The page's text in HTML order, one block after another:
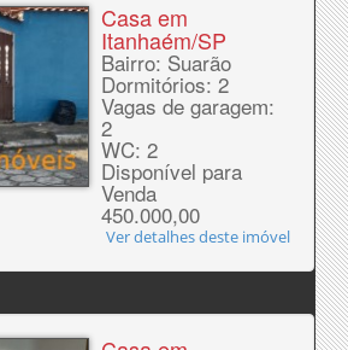
Casa em
Itanhaém/SP
Bairro: Suarão
Dormitórios: 2
Vagas de garagem:
2
WC: 2
Disponível para
Venda
450.000,00
Ver detalhes deste imóvel